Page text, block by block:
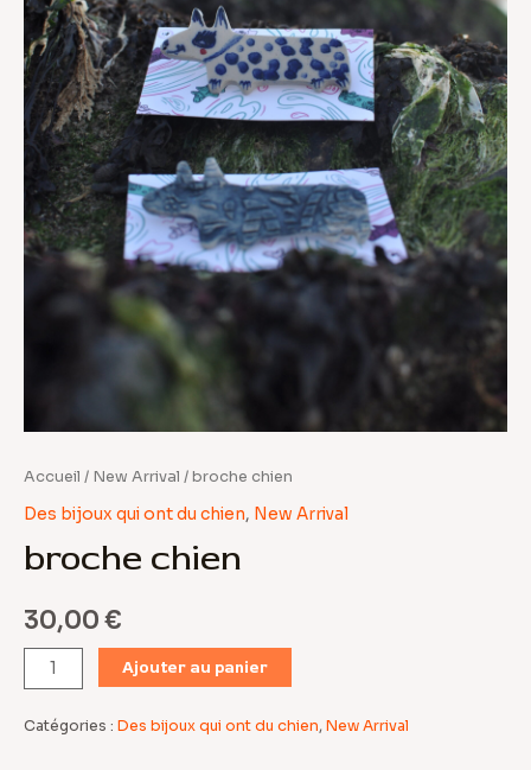
Accueil / New Arrival / broche chien
Des bijoux qui ont du chien, New Arrival
broche chien
30,00€
quantité
de
broche
Ajouter au panier
Catégories : Des bijoux qui ont du chien,New Arrival